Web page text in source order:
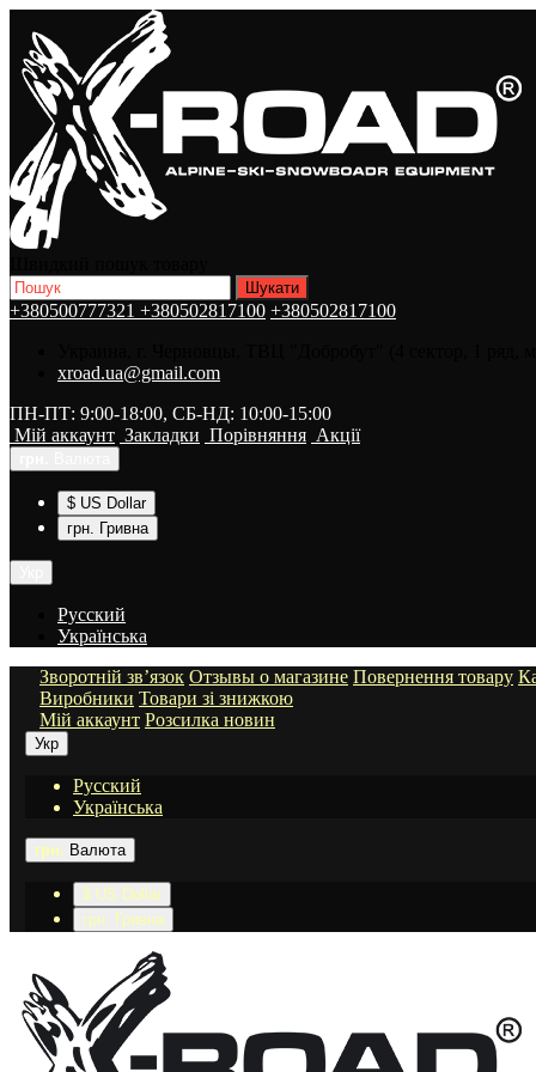
+380500777321 +380502817100 +380502817100
xroad.ua@gmail.com
ПН-ПТ: 9:00-18:00, СБ-НД: 10:00-15:00
Мій аккаунт Закладки Порівняння Акції
$ US Dollar
грн. Гривна
Русский
Українська
Зворотній зв’язок Отзывы о магазине Повернення товару
Виробники Товари зі знижкою
Мій аккаунт Розсилка новин
Укр
Русский
Українська
грн. Валюта
$ US Dollar
грн. Гривна